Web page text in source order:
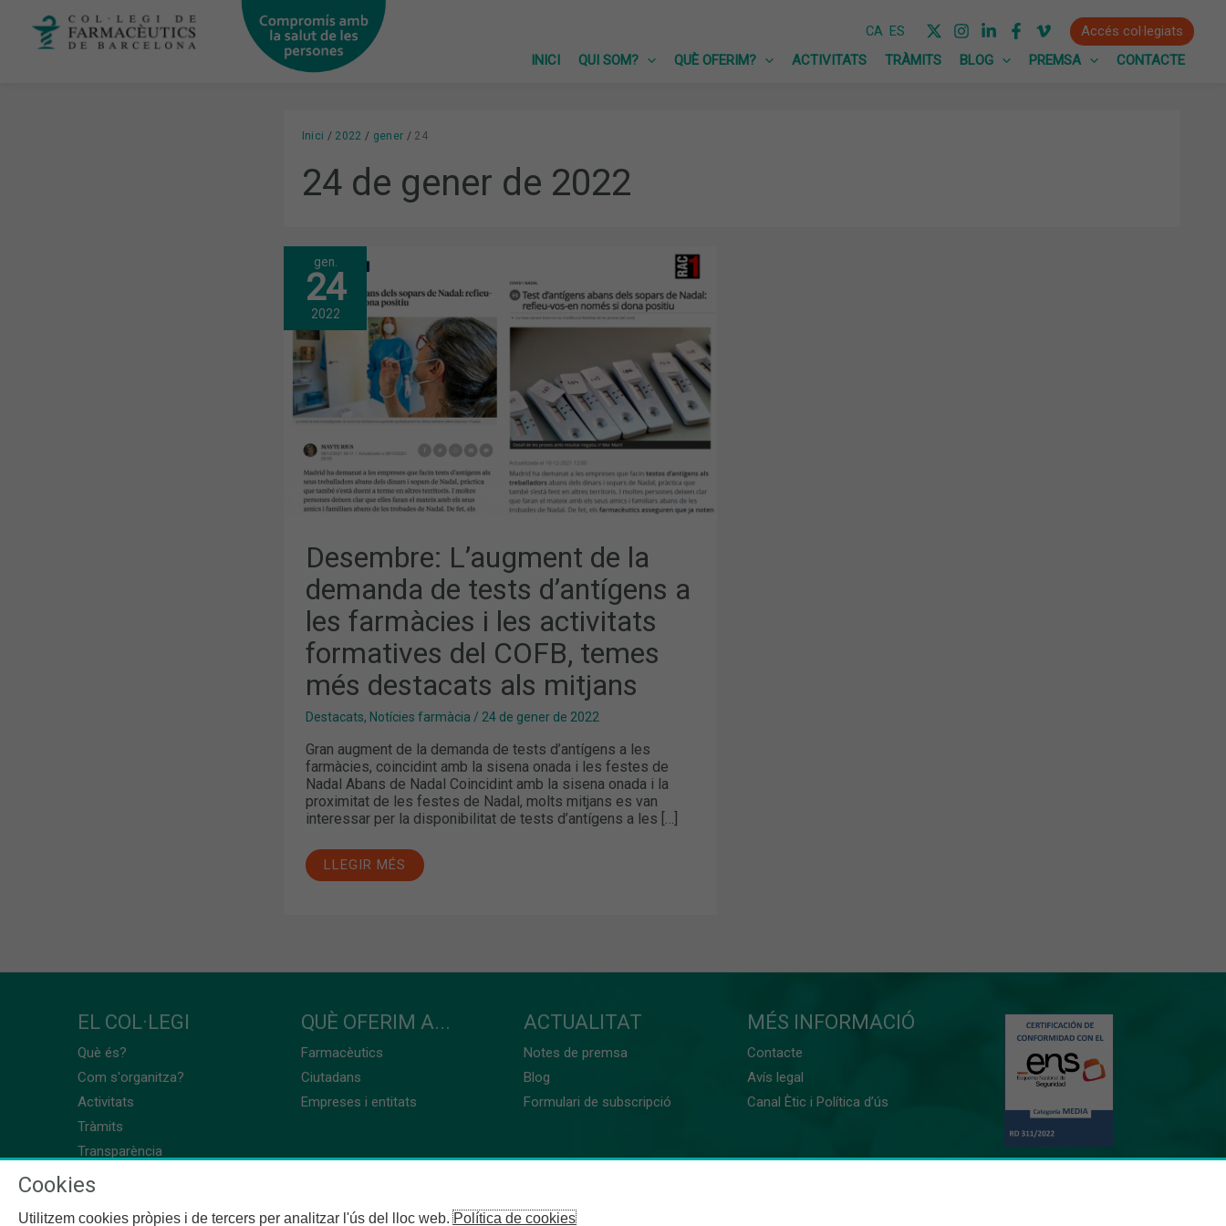
CA ES
Accés col·legiats
INICI
QUI SOM? QUÈ OFERIM? ACTIVITATS TRÀMITS BLOG PREMSA CONTACTE
Inici 2022 gener 24
24 de gener de 2022
gen.
24
2022
Desembre: L’augment de la
demanda de tests d’antígens a
les farmàcies i les activitats
formatives del COFB, temes
més destacats als mitjans
Destacats, Notícies farmàcia / 24 de gener de 2022
Gran augment de la demanda de tests d’antígens a les
farmàcies, coincidint amb la sisena onada i les festes de
Nadal Abans de Nadal Coincidint amb la sisena onada i la
proximitat de les festes de Nadal, molts mitjans es van
interessar per la disponibilitat de tests d’antígens a les […]
DESEMBRE:
L’AUGMENT
DE
LA
DEMANDA
DE
TESTS
D’ANTÍGENS
A
LES
FARMÀCIES
I
ACTIVITATS
DEL
COFB,
TEMES
MITJANS
LLEGIR MÉS
EL COL·LEGI
Què és?
Com s'organitza?
Activitats
Tràmits
Transparència
QUÈ OFERIM A...
Farmacèutics
Ciutadans
Empreses i entitats
ACTUALITAT
Notes de premsa
Blog
Formulari de subscripció
MÉS INFORMACIÓ
Contacte
Avís legal
Canal Ètic i Política d’ús
Cookies
Utilitzem cookies pròpies i de tercers per analitzar l'ús del lloc web.Política de cookies